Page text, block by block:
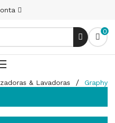
0
& Lavadoras Graphy